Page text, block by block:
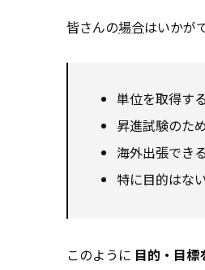
皆さんの場合はいかが
単位を取得す
昇進試験のた
海外出張でき
特に目的はな
このように 目的・目標